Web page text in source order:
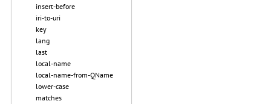
insert-before
iri-to-uri
key
lang
last
local-name
local-name-from-QName
lower-case
matches